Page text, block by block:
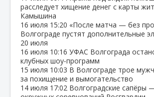
расследует хищение денег с карты
Камышина
16 июля 15:20 «После матча — без
Волгограде пустят дополнительные
20 июля
16 июля 10:16 УФАС Волгограда
клубных шоу‑программ
15 июля 10:03 В Волгограде трое
за похищение и вымогательство
14 июля 17:02 Волгоградские сапёры